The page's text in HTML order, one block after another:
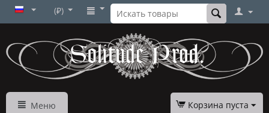
(₽)
Меню Корзина пуста